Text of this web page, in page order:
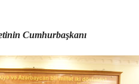
Cumhurbaşkanı